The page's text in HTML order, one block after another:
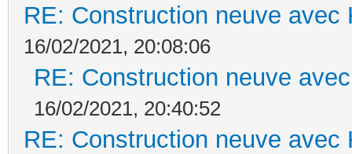
RE: Construction neuve avec
16/02/2021, 20:08:06
RE: Construction neuve
16/02/2021, 20:40:52
RE: Construction neuve avec